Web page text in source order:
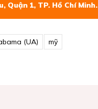
Quận 1, TP. Hồ Chí Minh.
(UA) mỹ